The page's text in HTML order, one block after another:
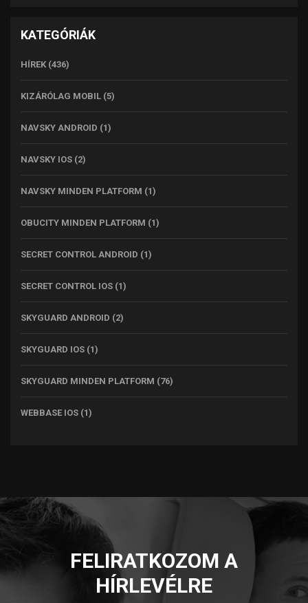
KATEGÓRIÁK
HÍREK (436)
KIZÁRÓLAG MOBIL (5)
NAVSKY ANDROID (1)
NAVSKY IOS (2)
NAVSKY MINDEN PLATFORM (1)
OBUCITY MINDEN PLATFORM (1)
SECRET CONTROL ANDROID (1)
SECRET CONTROL IOS (1)
SKYGUARD ANDROID (2)
SKYGUARD IOS (1)
SKYGUARD MINDEN PLATFORM (76)
WEBBASE IOS (1)
FELIRATKOZOM A
HÍRLEVÉLRE